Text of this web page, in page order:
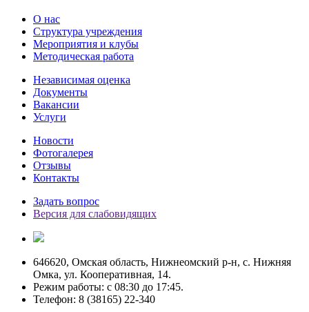
О нас
Структура учреждения
Мероприятия и клубы
Методическая работа
Независимая оценка
Документы
Вакансии
Услуги
Новости
Фотогалерея
Отзывы
Контакты
Задать вопрос
Версия для слабовидящих
646620, Омская область, Нижнеомский р-н, с. Нижняя
Омка, ул. Кооперативная, 14.
Режим работы: c 08:30 до 17:45.
Телефон: 8 (38165) 22-340